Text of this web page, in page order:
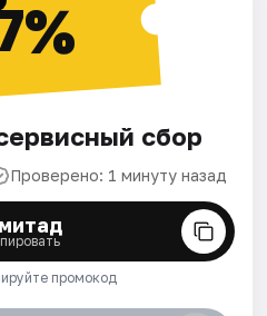
сбор
Проверено: 1 минуту назад
промокод